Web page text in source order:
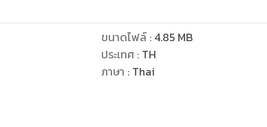
ขนาดไฟล์: 4.85 MB
ประเทศ : TH
ภาษา : Thai